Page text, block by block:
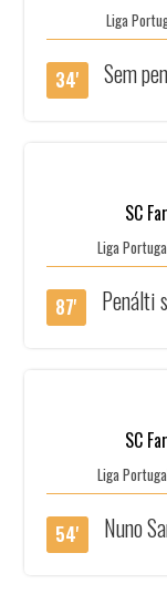
Liga
34' Sem
SC
Liga
87' Penálti
SC
Liga
54' Nuno